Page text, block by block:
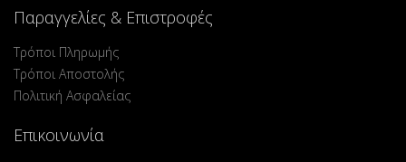
Παραγγελίες & Επιστροφές
Τρόποι Πληρωμής
Τρόποι Αποστολής
Πολιτική Ασφαλείας
Επικοινωνία